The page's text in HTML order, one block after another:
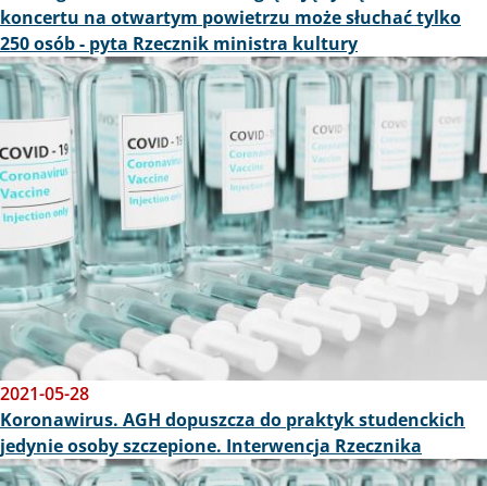
koncertu na otwartym powietrzu może słuchać tylko
250 osób - pyta Rzecznik ministra kultury
Obraz
2021-05-28
Koronawirus. AGH dopuszcza do praktyk studenckich
jedynie osoby szczepione. Interwencja Rzecznika
Obraz